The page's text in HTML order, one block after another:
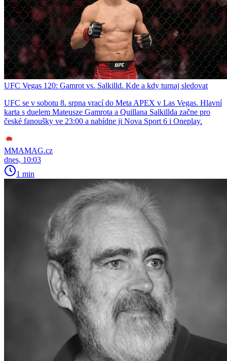
UFC Vegas 120: Gamrot vs. Salkilld. Kde a kdy turnaj sledovat
UFC se v sobotu 8. srpna vrací do Meta APEX v Las Vegas. Hlavní
karta s duelem Mateusze Gamrota a Quillana Salkillda začne pro
české fanoušky ve 23:00 a nabídne ji Nova Sport 6 i Oneplay.
MMAMAG.cz
dnes, 10:03
1 min